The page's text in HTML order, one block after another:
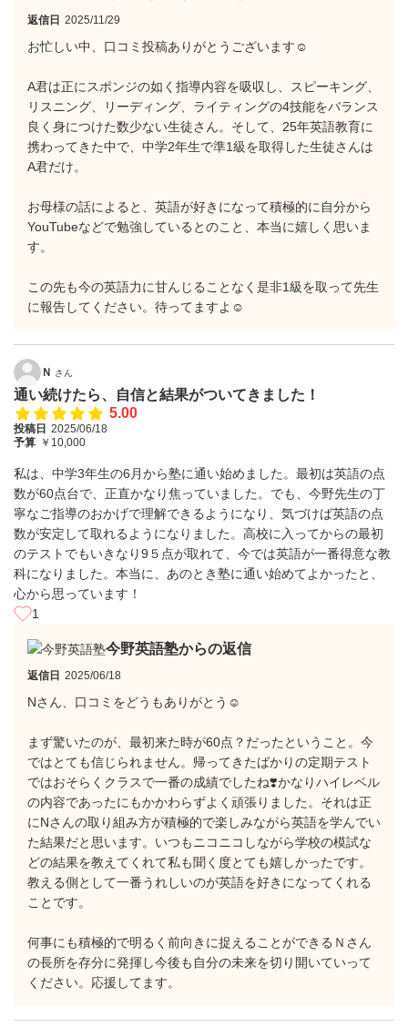
返信日 2025/11/29
お忙しい中、口コミ投稿ありがとうございます☺️
A君は正にスポンジの如く指導内容を吸収し、スピーキング、
リスニング、リーディング、ライティングの4技能をバランス
良く身につけた数少ない生徒さん。そして、25年英語教育に
携わってきた中で、中学2年生で準1級を取得した生徒さんは
A君だけ。
お母様の話によると、英語が好きになって積極的に自分から
YouTubeなどで勉強しているとのこと、本当に嬉しく思いま
す。
この先も今の英語力に甘んじることなく是非1級を取って先生
に報告してください。待ってますよ☺️
Ｎ さん
通い続けたら、自信と結果がついてきました！
5.00
投稿日 2025/06/18
予算 ￥10,000
私は、中学3年生の6月から塾に通い始めました。最初は英語の点
数が60点台で、正直かなり焦っていました。でも、今野先生の丁
寧なご指導のおかげで理解できるようになり、気づけば英語の点
数が安定して取れるようになりました。高校に入ってからの最初
のテストでもいきなり9５点が取れて、今では英語が一番得意な教
科になりました。本当に、あのとき塾に通い始めてよかったと、
心から思っています！
1
今野英語塾からの返信
返信日 2025/06/18
Nさん、口コミをどうもありがとう☺️
まず驚いたのが、最初来た時が60点？だったということ。今
ではとても信じられません。帰ってきたばかりの定期テスト
ではおそらくクラスで一番の成績でしたね❣️かなりハイレベル
の内容であったにもかかわらずよく頑張りました。それは正
にNさんの取り組み方が積極的で楽しみながら英語を学んでい
た結果だと思います。いつもニコニコしながら学校の模試な
どの結果を教えてくれて私も聞く度とても嬉しかったです。
教える側として一番うれしいのが英語を好きになってくれる
ことです。
何事にも積極的で明るく前向きに捉えることができるＮさん
の長所を存分に発揮し今後も自分の未来を切り開いていって
ください。応援してます。